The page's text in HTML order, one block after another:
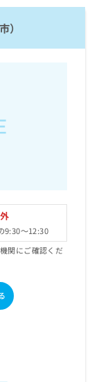
）
9:30～12:30
関にご確認くだ